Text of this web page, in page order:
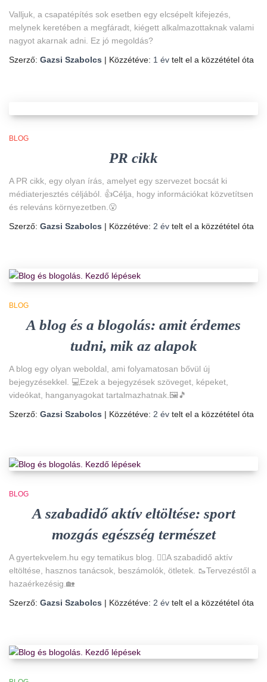
Valljuk, a csapatépítés sok esetben egy elcsépelt kifejezés,
melynek keretében a megfáradt, kiégett alkalmazottaknak valami
nagyot akarnak adni. Ez jó megoldás?
Szerző: Gazsi Szabolcs | Közzétéve: 1 év telt el a közzététel óta
BLOG
PR cikk
A PR cikk, egy olyan írás, amelyet egy szervezet bocsát ki
médiaterjesztés céljából. 👍Célja, hogy információkat közvetítsen
és releváns környezetben.😮
Szerző: Gazsi Szabolcs | Közzétéve: 2 év telt el a közzététel óta
BLOG
A blog és a blogolás: amit érdemes
tudni, mik az alapok
A blog egy olyan weboldal, ami folyamatosan bővül új
bejegyzésekkel. 💻Ezek a bejegyzések szöveget, képeket,
videókat, hanganyagokat tartalmazhatnak.🖼️🎵
Szerző: Gazsi Szabolcs | Közzétéve: 2 év telt el a közzététel óta
BLOG
A szabadidő aktív eltöltése: sport
mozgás egészség természet
A gyertekvelem.hu egy tematikus blog. 🚵‍♀️A szabadidő aktív
eltöltése, hasznos tanácsok, beszámolók, ötletek. 🥾Tervezéstől a
hazaérkezésig.🏡
Szerző: Gazsi Szabolcs | Közzétéve: 2 év telt el a közzététel óta